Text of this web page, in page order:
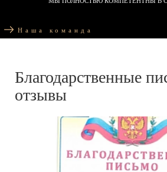
Наша команда
Благодарственные
отзывы